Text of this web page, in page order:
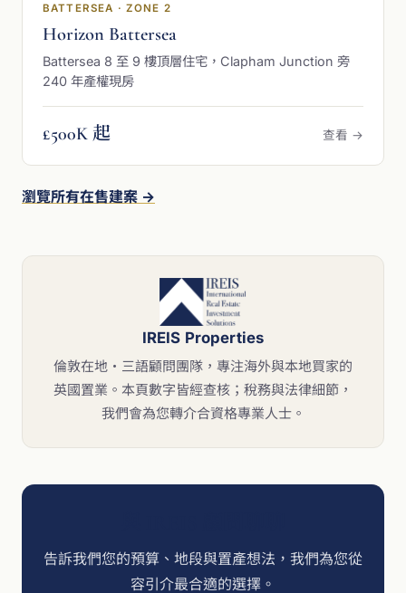
BATTERSEA · ZONE 2
Horizon Battersea
Battersea 8 至 9 樓頂層住宅，Clapham Junction 旁
240 年產權現房
£500K 起 查看 →
瀏覽所有在售建案 →
IREIS Properties
倫敦在地・三語顧問團隊，專注海外與本地買家的
英國置業。本頁數字皆經查核；稅務與法律細節，
我們會為您轉介合資格專業人士。
告訴我們您的預算、地段與置產想法，我們為您從
容引介最合適的選擇。